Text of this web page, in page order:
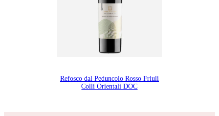
Refosco dal Peduncolo Rosso Friuli
Colli Orientali DOC